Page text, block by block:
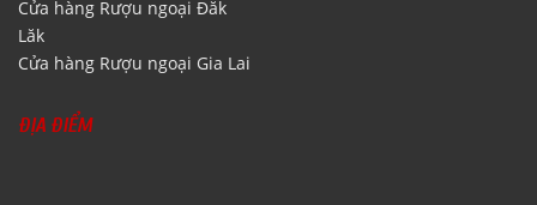
Cửa hàng Rượu ngoại Đăk
Lăk
Cửa hàng Rượu ngoại Gia Lai
ĐỊA ĐIỂM